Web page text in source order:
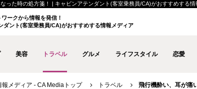
た時の処方箋！ | キャビンアテンダント(客室乗務員/CA)がおすすめする情
ークから情報を発信！
ダント(客室乗務員/CA)がおすすめする情報メディア
美容 トラベル グルメ ライフスタイル 恋愛
メディア - CA Mediaトップ トラベル 飛行機酔い、耳が痛